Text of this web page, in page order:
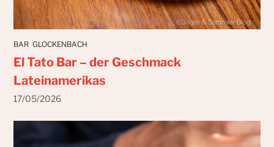
BAR GLOCKENBACH
El Tato Bar – der Geschmack
Lateinamerikas
17/05/2026